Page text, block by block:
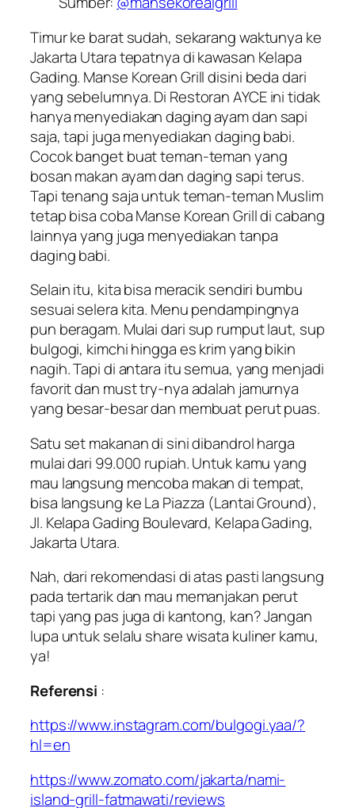
Timur ke barat sudah, sekarang waktunya ke
Jakarta Utara tepatnya di kawasan Kelapa
Gading. Manse Korean Grill disini beda dari
yang sebelumnya. Di Restoran AYCE ini tidak
hanya menyediakan daging ayam dan sapi
saja, tapi juga menyediakan daging babi.
Cocok banget buat teman-teman yang
bosan makan ayam dan daging sapi terus.
Tapi tenang saja untuk teman-teman Muslim
tetap bisa coba Manse Korean Grill di cabang
lainnya yang juga menyediakan tanpa
daging babi.
Selain itu, kita bisa meracik sendiri bumbu
sesuai selera kita. Menu pendampingnya
pun beragam. Mulai dari sup rumput laut, sup
bulgogi, kimchi hingga es krim yang bikin
nagih. Tapi di antara itu semua, yang menjadi
favorit dan must try-nya adalah jamurnya
yang besar-besar dan membuat perut puas.
Satu set makanan di sini dibandrol harga
mulai dari 99.000 rupiah. Untuk kamu yang
mau langsung mencoba makan di tempat,
bisa langsung ke La Piazza (Lantai Ground),
Jl. Kelapa Gading Boulevard, Kelapa Gading,
Jakarta Utara.
Nah, dari rekomendasi di atas pasti langsung
pada tertarik dan mau memanjakan perut
tapi yang pas juga di kantong, kan? Jangan
lupa untuk selalu sharewisata kuliner kamu,
ya!
Referensi :
https://www.instagram.com/bulgogi.yaa/?
hl=en
https://www.zomato.com/jakarta/nami-
island-grill-fatmawati/reviews